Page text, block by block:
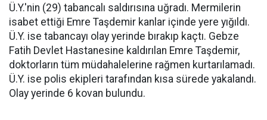
Ü.Y.'nin (29) tabancalı saldırısına uğradı. Mermilerin
isabet ettiği Emre Taşdemir kanlar içinde yere yığıldı.
Ü.Y. ise tabancayı olay yerinde bırakıp kaçtı. Gebze
Fatih Devlet Hastanesine kaldırılan Emre Taşdemir,
doktorların tüm müdahalelerine rağmen kurtarılamadı.
Ü.Y. ise polis ekipleri tarafından kısa sürede yakalandı.
Olay yerinde 6 kovan bulundu.